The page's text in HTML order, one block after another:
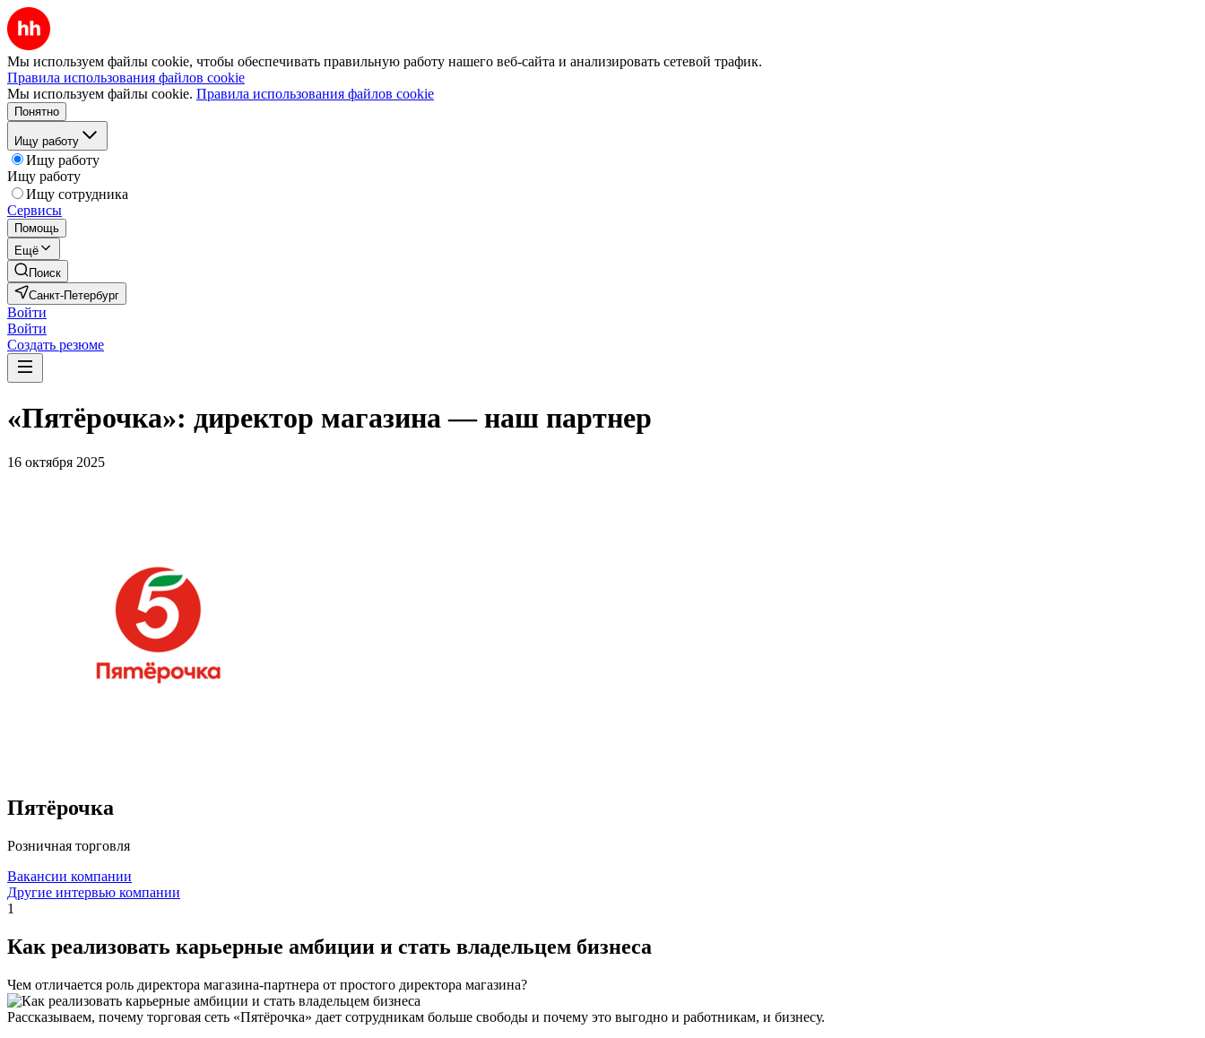
Мы используем файлы cookie, чтобы обеспечивать правильную работу нашего веб-сайта и анализировать сетевой трафик.
Правила использования файлов cookie
Мы используем файлы cookie. Правила использования файлов cookie
Понятно
Ищу работу
Ищу работу
Ищу работу
Ищу сотрудника
Сервисы
Помощь
Ещё
Поиск
Санкт-Петербург
Войти
Войти
Создать резюме
«Пятёрочка»: директор магазина — наш партнер
16 октября 2025
Пятёрочка
Розничная торговля
Вакансии компании
Другие интервью компании
1
Как реализовать карьерные амбиции и стать владельцем бизнеса
Чем отличается роль директора магазина-партнера от простого директора магазина?
Рассказываем, почему торговая сеть «Пятёрочка» дает сотрудникам больше свободы и почему это выгодно и работникам, и бизнесу.